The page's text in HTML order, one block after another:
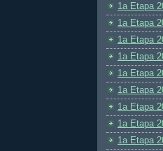
1a Etapa
1a Etapa
1a Etapa
1a Etapa
1a Etapa
1a Etapa
1a Etapa
1a Etapa
1a Etapa